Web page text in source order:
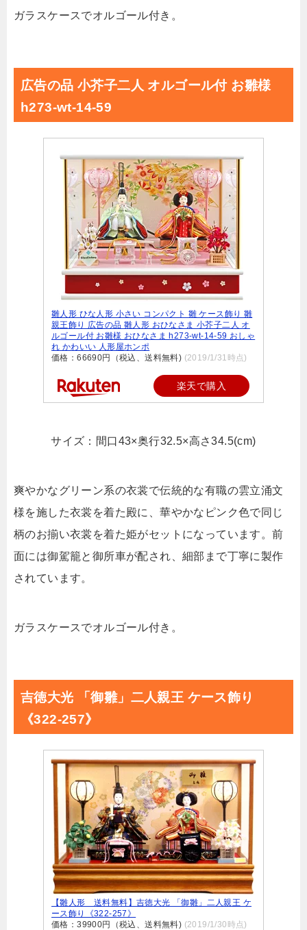
ガラスケースでオルゴール付き。
広告の品 小芥子二人 オルゴール付 お雛様
h273-wt-14-59
雛人形 ひな人形 小さい コンパクト 雛 ケース飾り 雛
親王飾り 広告の品 雛人形 おひなさま 小芥子二人 オ
ルゴール付 お雛様 おひなさま h273-wt-14-59 おしゃ
れ かわいい 人形屋ホンポ
価格：66690円（税込、送料無料) (2019/1/31時点)
楽天で購入
サイズ：間口43×奥行32.5×高さ34.5(cm)
爽やかなグリーン系の衣裳で伝統的な有職の雲立涌文
様を施した衣裳を着た殿に、華やかなピンク色で同じ
柄のお揃い衣裳を着た姫がセットになっています。前
面には御駕籠と御所車が配され、細部まで丁寧に製作
されています。
ガラスケースでオルゴール付き。
吉徳大光 「御雛」二人親王 ケース飾り
《322-257》
【雛人形 送料無料】吉徳大光 「御雛」二人親王 ケ
ース飾り《322-257》
価格：39900円（税込、送料無料) (2019/1/30時点)